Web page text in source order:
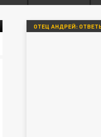
ОТЕЦ АНДРЕЙ: